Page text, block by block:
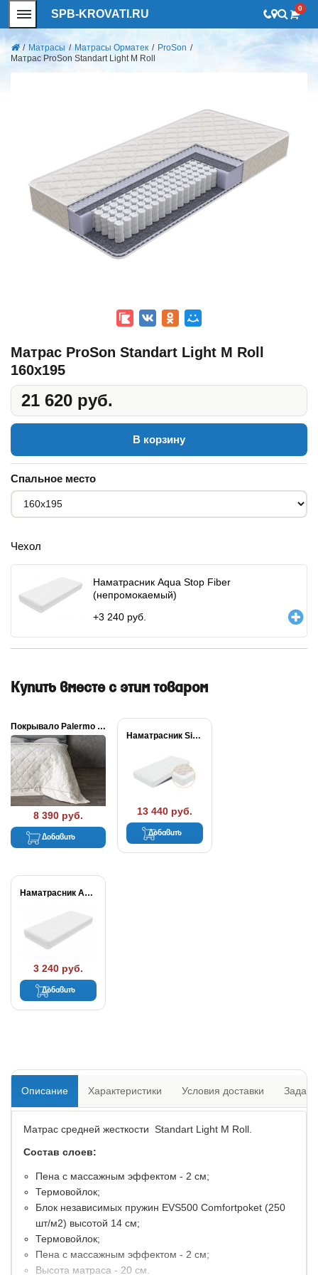
SPB-KROVATI.RU 0
/ Матрасы / Матрасы Орматек / ProSon /
Матрас ProSon Standart Light M Roll
Матрас ProSon Standart Light M Roll
160x195
21 620 руб.
В корзину
Спальное место
Чехол
Наматрасник Aqua Stop Fiber
(непромокаемый)
+3 240 руб.
Купить вместе с этим товаром
Покрывало Palermo льняное
8 390 руб.
Добавить
Наматрасник Simple Plus
13 440 руб.
Добавить
Наматрасник Aqua Stop...
3 240 руб.
Добавить
Описание Характеристики Условия доставки
Матрас средней жесткости Standart Light M Roll.
Состав слоев:
Пена с массажным эффектом - 2 см;
Термовойлок;
Блок независимых пружин EVS500 Comfortpoket (250
шт/м2) высотой 14 см;
Термовойлок;
Пена с массажным эффектом - 2 см;
Высота матраса - 20 см.